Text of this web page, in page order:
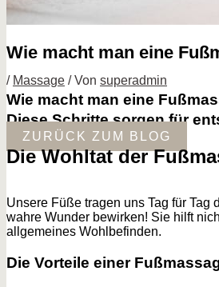
Wie macht man eine
/ Massage / Von superadmin
Wie macht man eine
Diese Schritte sorgen für
ZURÜCK ZUM BLOG
Die Wohltat der
Unsere Füße tragen uns Tag für
wahre Wunder bewirken! Sie hilft
allgemeines Wohlbefinden.
Die Vorteile einer